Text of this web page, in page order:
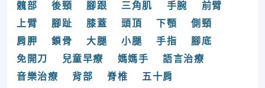
髖部
後頸 腳跟 三角肌 手腕
前臂
上臂
腳趾 膝蓋 頭頂 下顎
側頸
肩胛
鎖骨 大腿 小腿 手指
腳底
免開刀
兒童早療 媽媽手
語言治療
音樂治療
背部 脊椎 五十肩